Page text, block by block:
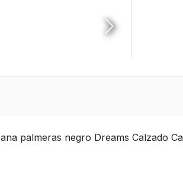
palmeras negro Dreams Calzado